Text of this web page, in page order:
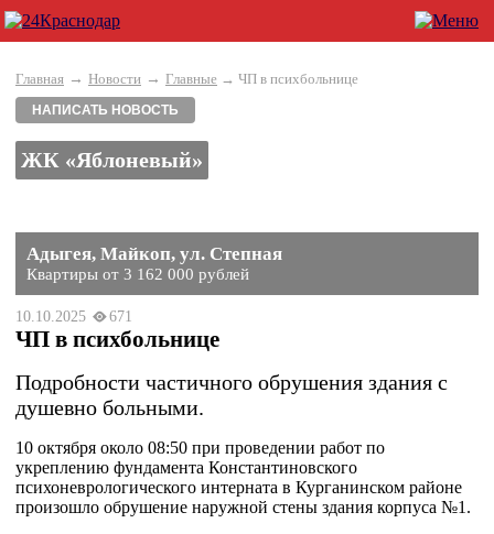
Главная → Новости → Главные → ЧП в психбольнице
НАПИСАТЬ НОВОСТЬ
ЖК «Яблоневый»
Адыгея, Майкоп, ул. Степная
Квартиры от 3 162 000 рублей
10.10.2025 671
ЧП в психбольнице
Подробности частичного обрушения здания с
душевно больными.
10 октября около 08:50 при проведении работ по
укреплению фундамента Константиновского
психоневрологического интерната в Курганинском районе
произошло обрушение наружной стены здания корпуса №1.